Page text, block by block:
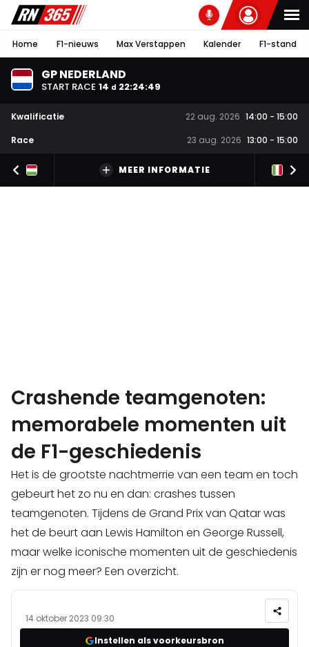
Home F1-nieuws Max Verstappen Kalender F1-stand
GP NEDERLAND
START RACE 14 d 22:24:49
Kwalificatie 22 aug. 2026 14:00 - 15:00
Race
23 aug. 2026 13:00 - 15:00
MEER INFORMATIE
Crashende teamgenoten:
memorabele momenten uit
de F1-geschiedenis
Het is de grootste nachtmerrie van een team en toch
gebeurt het zo nu en dan: crashes tussen
teamgenoten. Tijdens de Grand Prix van Qatar was
het de beurt aan Lewis Hamilton en George Russell,
maar welke iconische momenten uit de geschiedenis
zijn er nog meer? Een overzicht.
14 oktober 2023 09:30
Instellen als voorkeursbron